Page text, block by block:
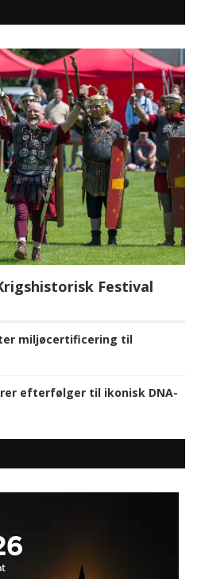
Festival
miljøcertificering til
efterfølger til ikonisk DNA-